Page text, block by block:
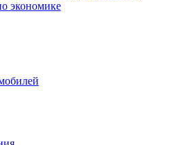
экономике